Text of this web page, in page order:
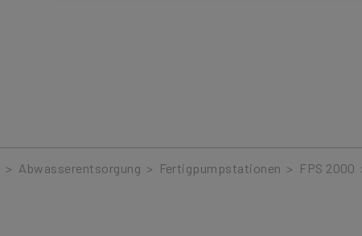
> Abwasserentsorgung > Fertigpumpstationen > FPS 2000